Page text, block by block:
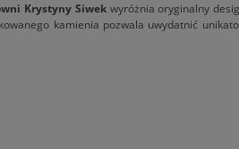
Krystyny Siwekwyróżnia oryginalny
kamienia pozwala uwydatnić